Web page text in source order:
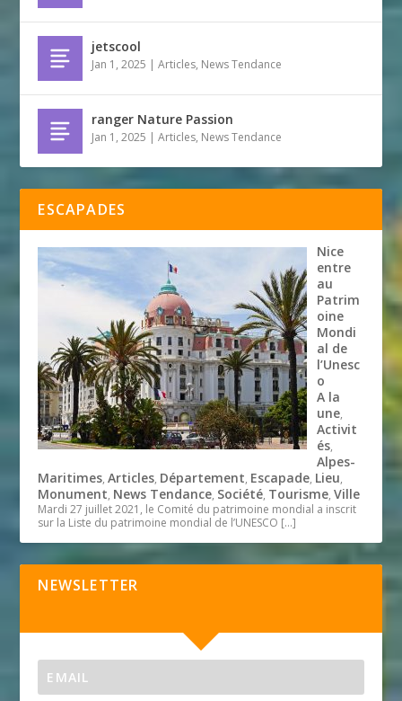
jetscool
Jan 1, 2025 |Articles, News Tendance
ranger Nature Passion
Jan 1, 2025 |Articles, News Tendance
ESCAPADES
Nice
entre
au
Patrim
oine
Mondi
al de
l’Unesc
o
A la
une,
Activit
és,
Alpes-
Maritimes,Articles, Département, Escapade, Lieu,
Monument, News Tendance, Société, Tourisme,Ville
Mardi 27 juillet 2021, le Comité du patrimoine mondial a inscrit
sur la Liste du patrimoine mondial de l’UNESCO […]
NEWSLETTER